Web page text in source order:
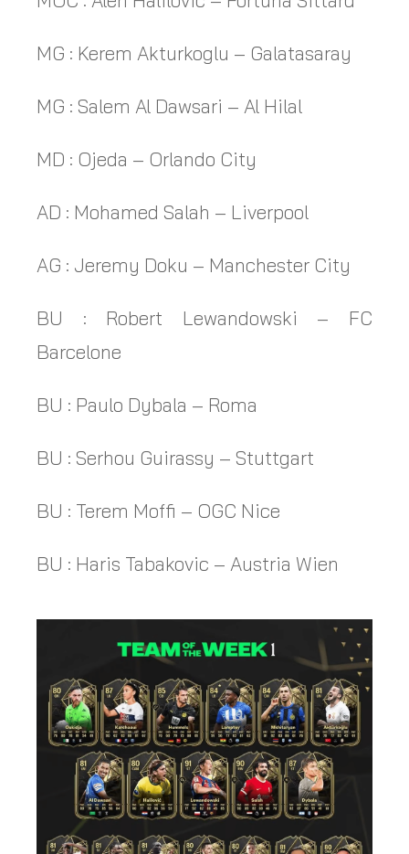
MG : Kerem Akturkoglu – Galatasaray
MG : Salem Al Dawsari – Al Hilal
MD : Ojeda – Orlando City
AD : Mohamed Salah – Liverpool
AG : Jeremy Doku – Manchester City
BU : Robert Lewandowski – FC
Barcelone
BU : Paulo Dybala – Roma
BU : Serhou Guirassy – Stuttgart
BU : Terem Moffi – OGC Nice
BU : Haris Tabakovic – Austria Wien